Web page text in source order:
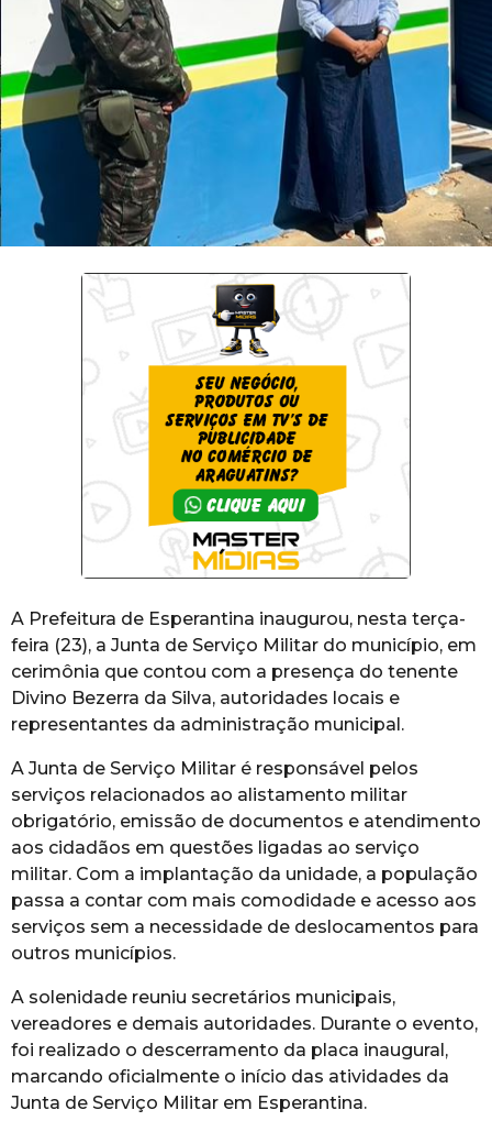
A Prefeitura de Esperantina inaugurou, nesta terça-
feira (23), a Junta de Serviço Militar do município, em
cerimônia que contou com a presença do tenente
Divino Bezerra da Silva, autoridades locais e
representantes da administração municipal.
A Junta de Serviço Militar é responsável pelos
serviços relacionados ao alistamento militar
obrigatório, emissão de documentos e atendimento
aos cidadãos em questões ligadas ao serviço
militar. Com a implantação da unidade, a população
passa a contar com mais comodidade e acesso aos
serviços sem a necessidade de deslocamentos para
outros municípios.
A solenidade reuniu secretários municipais,
vereadores e demais autoridades. Durante o evento,
foi realizado o descerramento da placa inaugural,
marcando oficialmente o início das atividades da
Junta de Serviço Militar em Esperantina.